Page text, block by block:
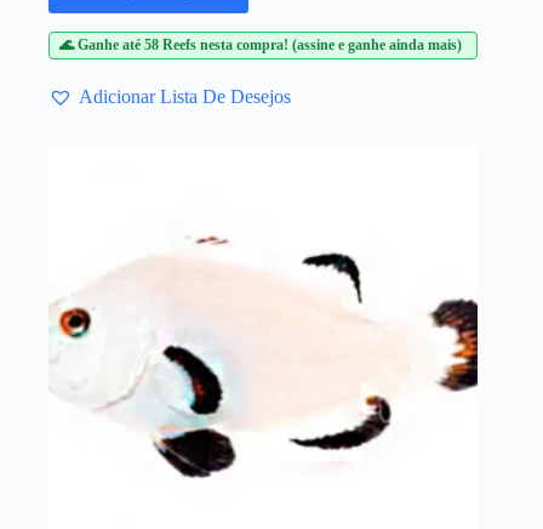
🌊 Ganhe até 58 Reefs nesta compra! (assine e ganhe ainda mais)
Adicionar Lista De Desejos